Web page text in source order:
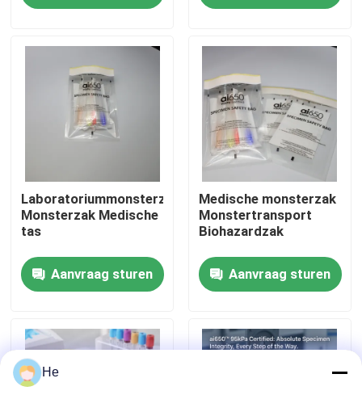
Over ons
Fabriekstocht
Kwaliteitscontrole
Nieuws
Vraag een offerte
95Kpa zakken
95kPa de Zak van het specimenvervoer
Laboratoriummonsterzak
Monsterzak Medische
tas
Aanvraag sturen
Medische monsterzak
Monstertransport
Biohazardzak
Aanvraag sturen
He